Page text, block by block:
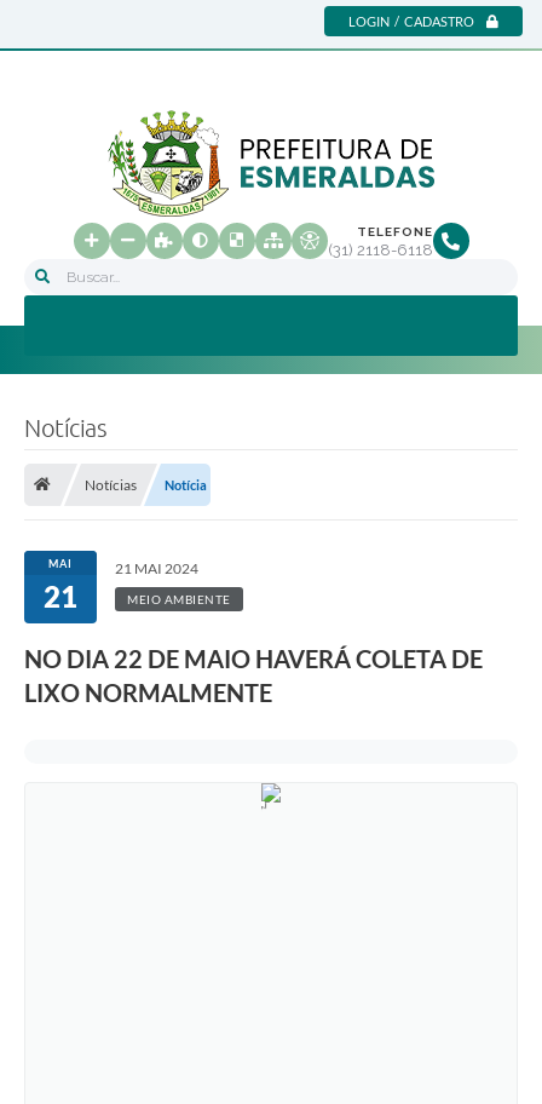
LOGIN / CADASTRO
Buscar...
TELEFONE
(31) 2118-6118
Notícias
Notícias Notícia
MAI
21
21 MAI 2024
MEIO AMBIENTE
NO DIA 22 DE MAIO HAVERÁ COLETA DE
LIXO NORMALMENTE